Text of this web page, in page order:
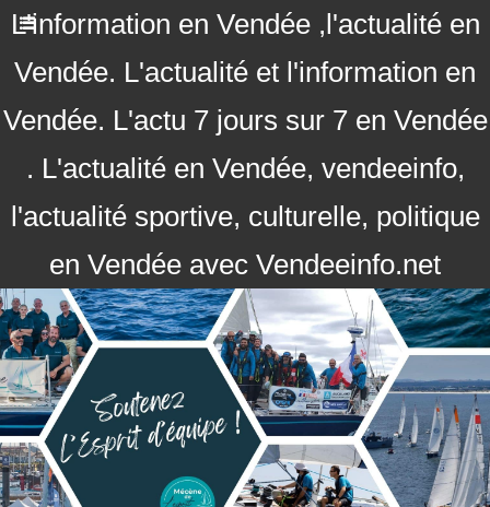
L'information en Vendée ,l'actualité en
Vendée. L'actualité et l'information en
Vendée. L'actu 7 jours sur 7 en Vendée
. L'actualité en Vendée, vendeeinfo,
l'actualité sportive, culturelle, politique
en Vendée avec Vendeeinfo.net